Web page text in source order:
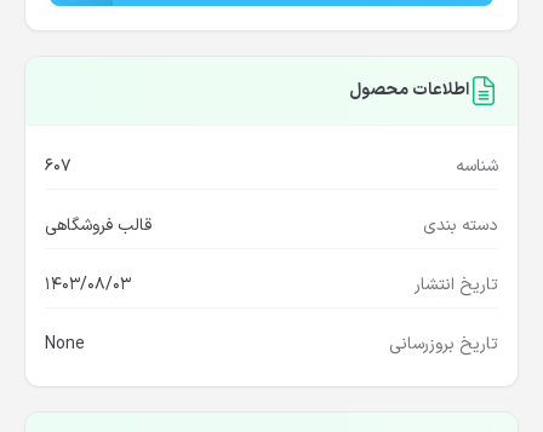
اطلاعات محصول
شناسه 607
دسته بندی قالب فروشگاهی
تاریخ انتشار 1403/08/03
تاریخ بروزرسانی None